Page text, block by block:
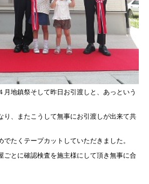
月地鎮祭そして昨日お引渡しと、あっという
り、またこうして無事にお引渡しが出来て共
たくテープカットしていただきました。
ごとに確認検査を施主様にして頂き無事に合